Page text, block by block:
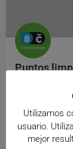
Puntos
Utilizamos
usuario.
mejor